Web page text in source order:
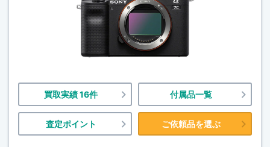
買取実績 16件 付属品一覧
査定ポイント ご依頼品を選ぶ